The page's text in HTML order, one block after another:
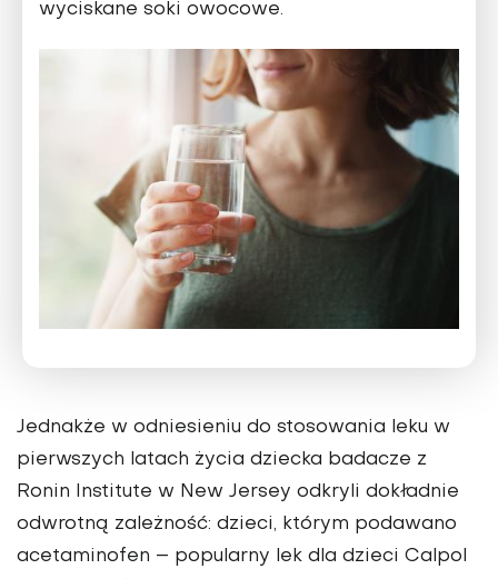
wyciskane soki owocowe.
Jednakże w odniesieniu do stosowania leku w
pierwszych latach życia dziecka badacze z
Ronin Institute w New Jersey odkryli dokładnie
odwrotną zależność: dzieci, którym podawano
acetaminofen – popularny lek dla dzieci Calpol